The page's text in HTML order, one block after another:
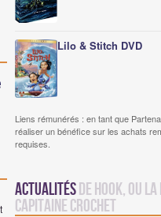
Lilo & Stitch DVD
Liens rémunérés : en tant que
réaliser un bénéfice sur les achats
requises.
Actualitésde Hook, ou
Capitaine Crochet